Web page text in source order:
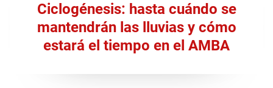
Ciclogénesis: hasta cuándo se
mantendrán las lluvias y cómo
estará el tiempo en el AMBA